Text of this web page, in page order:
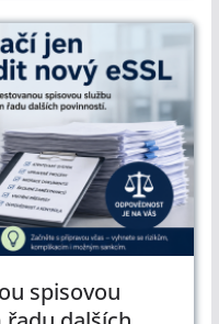
spisovou